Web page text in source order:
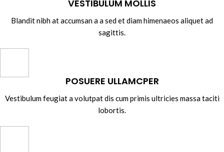
VESTIBULUM MOLLIS
Blandit nibh at accumsan a a sed et diam himenaeos aliquet ad
sagittis.
POSUERE ULLAMCPER
Vestibulum feugiat a volutpat dis cum primis ultricies massa taciti
lobortis.